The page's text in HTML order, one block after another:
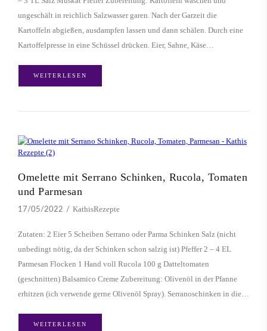
ungeschält in reichlich Salzwasser garen. Nach der Garzeit die
Kartoffeln abgießen, ausdampfen lassen und dann schälen. Durch eine
Kartoffelpresse in eine Schüssel drücken. Eier, Sahne, Käse…
WEITERLESEN
Omelette mit Serrano Schinken, Rucola, Tomaten
und Parmesan
17/05/2022 KathisRezepte
Zutaten: 2 Eier 5 Scheiben Serrano oder Parma Schinken Salz (nicht
unbedingt nötig, da der Schinken schon salzig ist) Pfeffer 2 – 4 EL
Parmesan Flocken 1 Hand voll Rucola 100 g Datteltomaten
(geschnitten) Balsamico Creme Zubereitung: Olivenöl in der Pfanne
erhitzen (ich verwende gerne Olivenöl Spray). Serranoschinken in die…
WEITERLESEN